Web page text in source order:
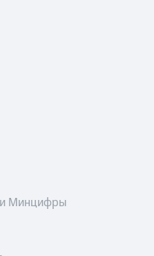
Минцифры